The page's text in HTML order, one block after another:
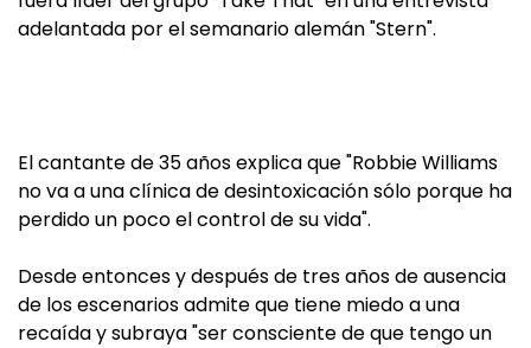
adelantada por el semanario alemán "Stern".
El cantante de 35 años explica que "Robbie Williams
no va a una clínica de desintoxicación sólo porque ha
perdido un poco el control de su vida".
Desde entonces y después de tres años de ausencia
de los escenarios admite que tiene miedo a una
recaída y subraya "ser consciente de que tengo un